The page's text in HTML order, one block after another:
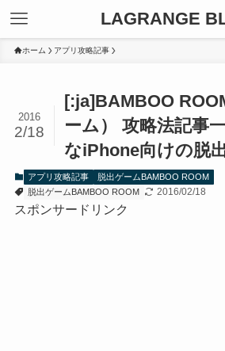
LAGRANGE
ホーム アプリ攻略記事
[:ja]BAMBOO
ーム） 攻略法記事
なiPhone向けの脱
2016
2/18
アプリ攻略記事
脱出ゲームBAMBOO ROOM
脱出ゲームBAMBOO ROOM
2016/02/18
スポンサードリンク